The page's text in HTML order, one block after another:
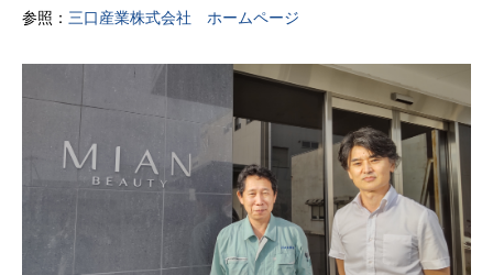
参照： 三口産業株式会社 ホームページ